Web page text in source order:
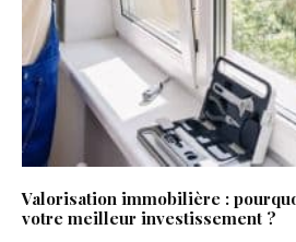
Valorisation immobilière :
votre meilleur investissement ?